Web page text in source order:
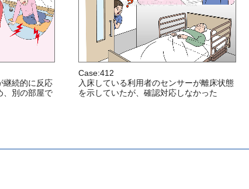
継続的に反応
、別の部屋で
Case:412
入床している利用者のセンサーが離床状態
を示していたが、確認対応しなかった